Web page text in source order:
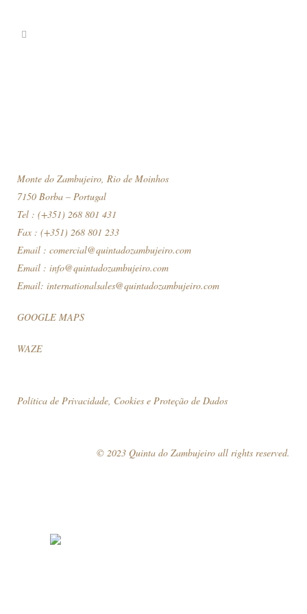
Monte do Zambujeiro, Rio de Moinhos
7150 Borba – Portugal
Tel : (+351) 268 801 431
Fax : (+351) 268 801 233
Email : comercial@quintadozambujeiro.com
Email : info@quintadozambujeiro.com
Email: internationalsales@quintadozambujeiro.com
GOOGLE MAPS
WAZE
Política de Privacidade, Cookies e Proteção de Dados
© 2023 Quinta do Zambujeiro all rights reserved.